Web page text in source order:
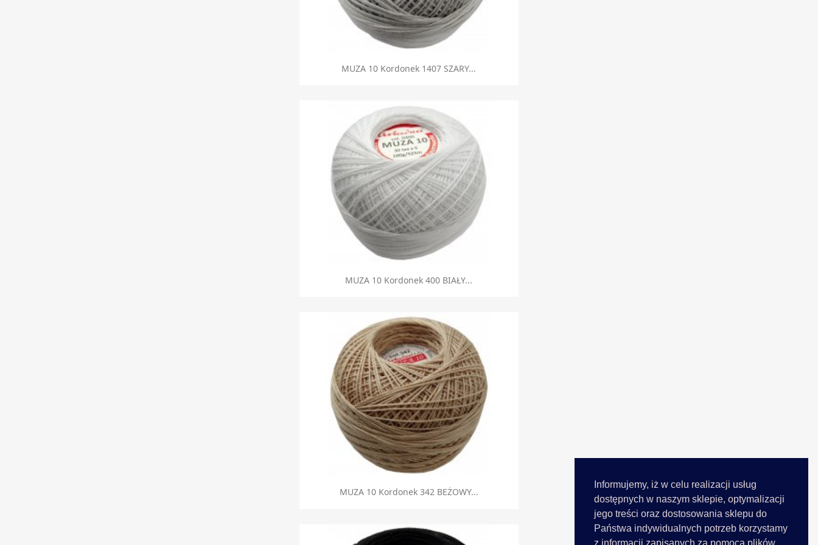
Informujemy, iż w celu realizacji usług
dostępnych w naszym sklepie, optymalizacji
jego treści oraz dostosowania sklepu do
Państwa indywidualnych potrzeb korzystamy
 Szybki podgląd
MUZA 10 Kordonek 1407 SZARY...
Szybki podgląd
MUZA 10 Kordonek 400 BIAŁY...
Szybki podgląd
MUZA 10 Kordonek 342 BEŻOWY...